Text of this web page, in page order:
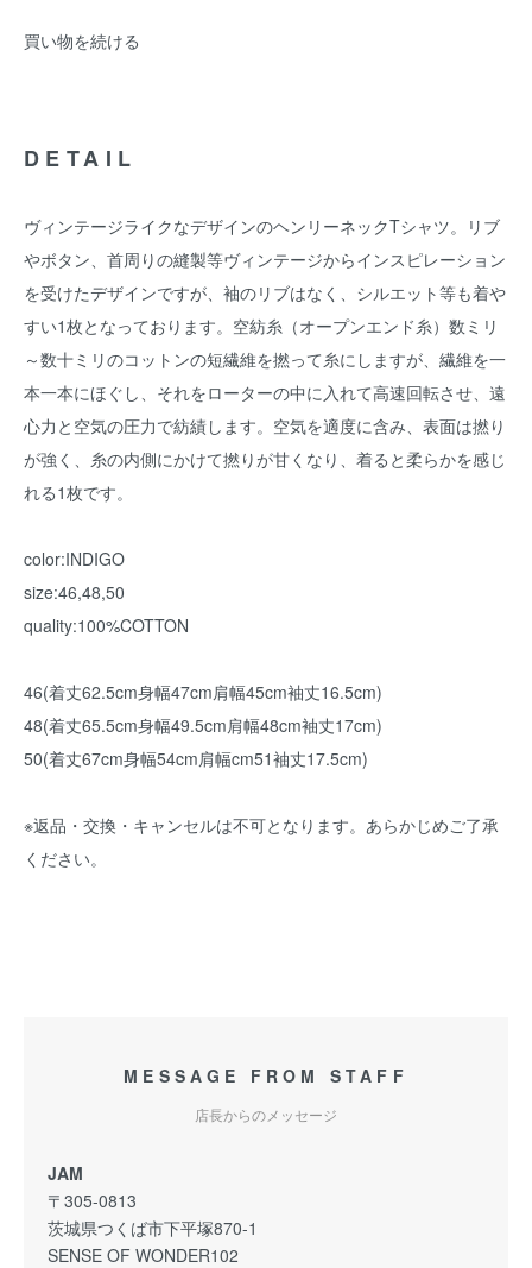
買い物を続ける
DETAIL
ヴィンテージライクなデザインのヘンリーネックTシャツ。リブ
やボタン、首周りの縫製等ヴィンテージからインスピレーション
を受けたデザインですが、袖のリブはなく、シルエット等も着や
すい1枚となっております。空紡糸（オープンエンド糸）数ミリ
～数十ミリのコットンの短繊維を撚って糸にしますが、繊維を一
本一本にほぐし、それをローターの中に入れて高速回転させ、遠
心力と空気の圧力で紡績します。空気を適度に含み、表面は撚り
が強く、糸の内側にかけて撚りが甘くなり、着ると柔らかを感じ
れる1枚です。
color:INDIGO
size:46,48,50
quality:100%COTTON
46(着丈62.5cm身幅47cm肩幅45cm袖丈16.5cm)
48(着丈65.5cm身幅49.5cm肩幅48cm袖丈17cm)
50(着丈67cm身幅54cm肩幅cm51袖丈17.5cm)
※返品・交換・キャンセルは不可となります。あらかじめご了承
ください。
MESSAGE FROM STAFF
店長からのメッセージ
JAM
〒305-0813
茨城県つくば市下平塚870-1
SENSE OF WONDER102